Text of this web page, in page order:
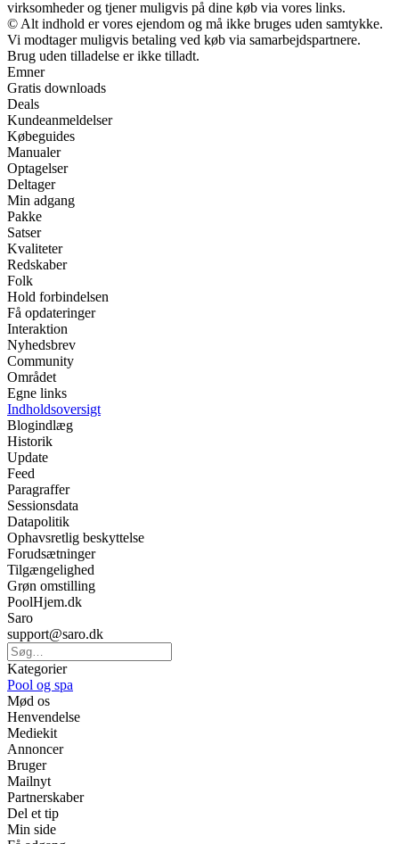
virksomheder og tjener muligvis på dine køb via vores links.
© Alt indhold er vores ejendom og må ikke bruges uden samtykke.
Vi modtager muligvis betaling ved køb via samarbejdspartnere.
Brug uden tilladelse er ikke tilladt.
Emner
Gratis downloads
Deals
Kundeanmeldelser
Købeguides
Manualer
Optagelser
Deltager
Min adgang
Pakke
Satser
Kvaliteter
Redskaber
Folk
Hold forbindelsen
Få opdateringer
Interaktion
Nyhedsbrev
Community
Området
Egne links
Indholdsoversigt
Blogindlæg
Historik
Update
Feed
Paragraffer
Sessionsdata
Datapolitik
Ophavsretlig beskyttelse
Forudsætninger
Tilgængelighed
Grøn omstilling
PoolHjem.dk
Saro
support@saro.dk
Kategorier
Pool og spa
Mød os
Henvendelse
Mediekit
Annoncer
Bruger
Mailnyt
Partnerskaber
Del et tip
Min side